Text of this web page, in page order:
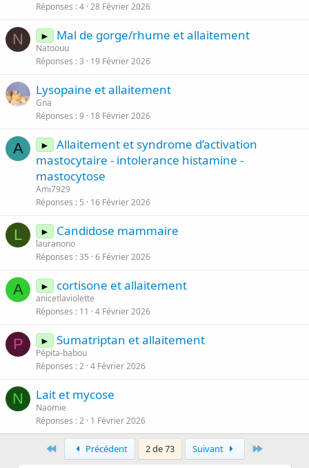
Réponses 4 28 Février 2026
N ► Mal de gorge/rhume et allaitement
Natoouu
Réponses 3 19 Février 2026
Lysopaine et allaitement
Gna
Réponses 9 18 Février 2026
A ►
Allaitement et syndrome d’activation
mastocytaire - intolerance histamine -
mastocytose
Ami7929
Réponses
5 16 Février 2026
L ► Candidose mammaire
lauranono
Réponses 35 6 Février 2026
A ► cortisone et allaitement
anicetlaviolette
Réponses
11 4 Février 2026
P ► Sumatriptan et allaitement
Pépita-babou
Réponses 2 4 Février 2026
N Lait et mycose
Naomie
Réponses 2 1 Février 2026
Précédent 2 de 73 Suivant